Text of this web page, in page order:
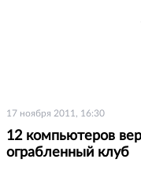
17 ноября 2011, 16:30
12 компьютеров
ограбленный клуб